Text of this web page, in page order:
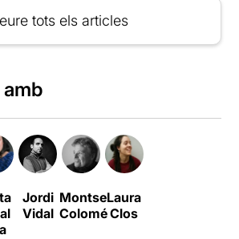
tots els articles
Jordi
Vidal
Montse
Colomé
Laura
Clos